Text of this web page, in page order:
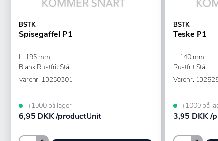
BSTK
Spisegaffel P1
L: 195 mm
Blank Rustfrit Stål
Varenr. 13250301
+1000 på lager
6,95 DKK /productUnit
BSTK
Teske P1
L: 140 mm
Rustfrit Stål
Varenr.
+1000 på
3,95 DKK /